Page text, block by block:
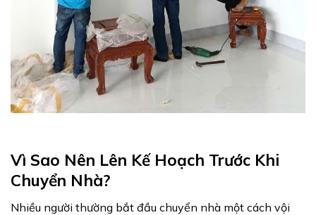
Vì Sao Nên Lên Kế Hoạch Trước Khi
Chuyển Nhà?
Nhiều người thường bắt đầu chuyển nhà một cách vội